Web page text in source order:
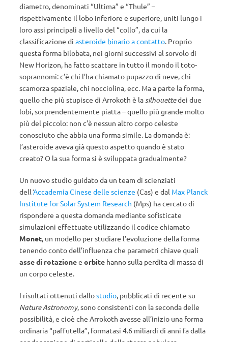
diametro, denominati “Ultima” e “Thule” –
rispettivamente il lobo inferiore e superiore, uniti lungo i
loro assi principali a livello del “collo”, da cui la
classificazione di asteroide binario a contatto. Proprio
questa forma bilobata, nei giorni successivi al sorvolo di
New Horizon, ha fatto scattare in tutto il mondo il toto-
soprannomi: c’è chi l’ha chiamato pupazzo di neve, chi
scamorza spaziale, chi nocciolina, ecc. Ma a parte la forma,
quello che più stupisce di Arrokoth è lasilhouettedei due
lobi, sorprendentemente piatta – quello più grande molto
più del piccolo: non c’è nessun altro corpo celeste
conosciuto che abbia una forma simile. La domanda è:
l’asteroide aveva già questo aspetto quando è stato
creato? O la sua forma si è sviluppata gradualmente?
Un nuovo studio guidato da un team di scienziati
dell’Accademia Cinese delle scienze (Cas) e dal Max Planck
Institute for Solar System Research (Mps) ha cercato di
rispondere a questa domanda mediante sofisticate
simulazioni effettuate utilizzando il codice chiamato
Monet, un modello per studiare l’evoluzione della forma
tenendo conto dell’influenza che parametri chiave quali
asse di rotazionee orbite hanno sulla perdita di massa di
un corpo celeste.
I risultati ottenuti dallostudio, pubblicati di recente su
Nature Astronomy, sono consistenti con la seconda delle
possibilità, e cioè che Arrokoth avesse all’inizio una forma
ordinaria “paffutella”, formatasi 4.6 miliardi di anni fa dalla